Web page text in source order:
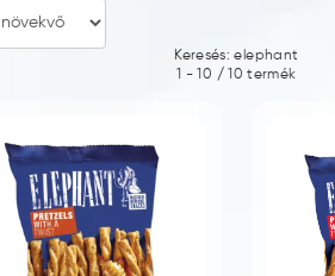
Keresés: elephant
1 -10 /10 termék